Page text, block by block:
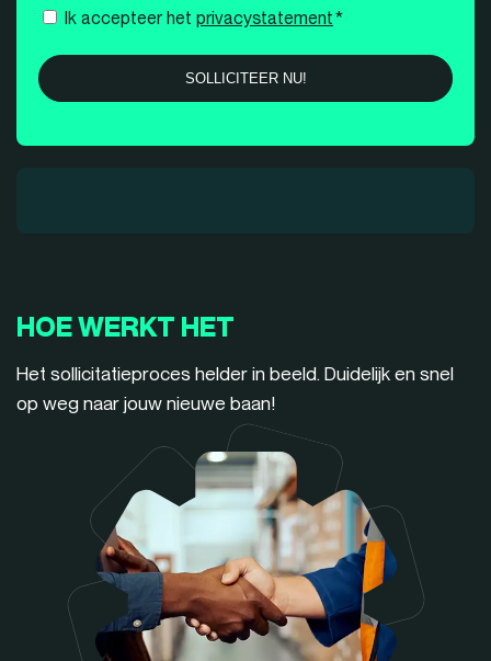
Instemming
Ik accepteer het privacystatement*
HOE WERKT HET
Het sollicitatieproces helder in beeld. Duidelijk en snel
op weg naar jouw nieuwe baan!